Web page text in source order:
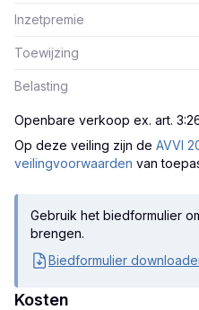
Inzetpremie
Toewijzing
Belasting
Openbare verkoop ex. art.
Op deze veiling zijn de AVVI
veilingvoorwaarden van
Gebruik het biedformulier
brengen.
Biedformulier
Kosten